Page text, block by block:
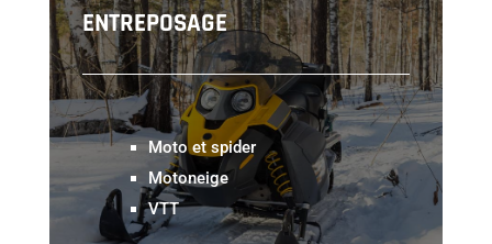
ENTREPOSAGE
Moto et spider
Motoneige
VTT